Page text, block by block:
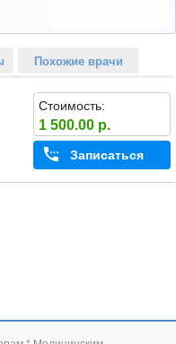
Похожие врачи
Стоимость:
1 500.00 р.
Записаться